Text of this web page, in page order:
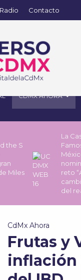
Contacto
CDMX AHORA
the S
Miles
La
reto
del
CdMx Ahora
Frutas y
inflación